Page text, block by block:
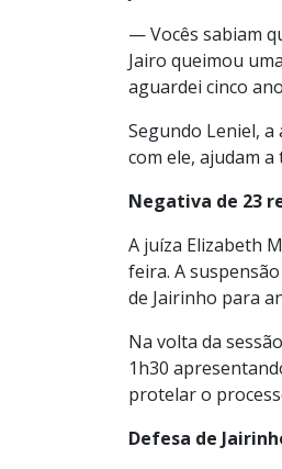
— Vocês sabiam
Jairo queimou
aguardei cinco
Segundo Leniel,
com ele, ajudam
Negativa de 23
A juíza Elizabeth
feira. A
de Jairinho para
Na volta da
1h30
protelar o
Defesa de